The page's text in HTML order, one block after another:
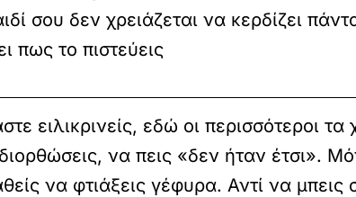
σου δεν χρειάζεται να κερδίζει
πως το πιστεύεις
ειλικρινείς, εδώ οι περισσότεροι
να πεις «δεν ήταν έτσι».
να φτιάξεις γέφυρα. Αντί να